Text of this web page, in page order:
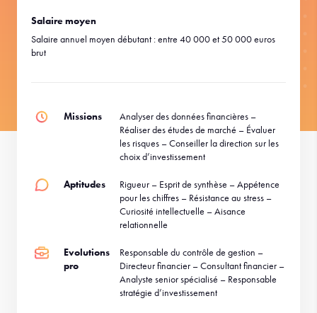
Salaire moyen
Salaire annuel moyen débutant : entre 40 000 et 50 000 euros
brut
Missions
Analyser des données financières –
Réaliser des études de marché – Évaluer
les risques – Conseiller la direction sur les
choix d’investissement
Aptitudes
Rigueur – Esprit de synthèse – Appétence
pour les chiffres – Résistance au stress –
Curiosité intellectuelle – Aisance
relationnelle
Evolutions
pro
Responsable du contrôle de gestion –
Directeur financier – Consultant financier –
Analyste senior spécialisé – Responsable
stratégie d’investissement